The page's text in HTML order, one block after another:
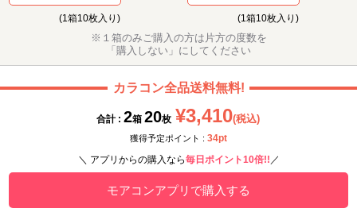
(1箱10枚入り) (1箱10枚入り)
※１箱のみご購入の方は片方の度数を
「購入しない」にしてください
カラコン全品送料無料!
合計 : 2箱 20枚 ¥3,410(税込)
獲得予定ポイント : 34pt
＼ アプリからの購入なら毎日ポイント10倍!! ／
モアコンアプリで購入する